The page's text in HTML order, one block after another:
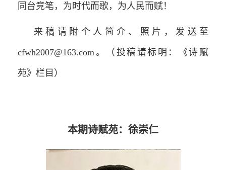
同台竞笔，为时代而歌，为人民而赋！
来稿请附个人简介、照片，发送至
cfwh2007@163.com。（投稿请标明：《诗赋
苑》栏目）
本期诗赋苑：徐崇仁